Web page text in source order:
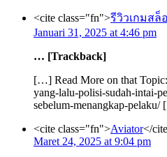
<cite class="fn">รีวิวเกมสล็
Januari 31, 2025 at 4:46 pm
… [Trackback]
[…] Read More on that
yang-lalu-polisi-sudah-intai-
sebelum-menangkap-
<cite class="fn">Aviator</
Maret 24, 2025 at 9:04 pm